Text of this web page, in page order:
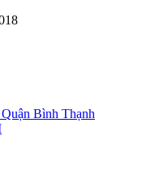
Bình Thạnh